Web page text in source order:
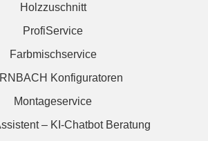
Holzzuschnitt
ProfiService
Farbmischservice
Konfiguratoren
Montageservice
– KI-Chatbot Beratung